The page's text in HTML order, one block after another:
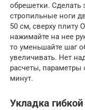
обрешетки. Сделать
стропильные ноги
50 см, сверху
нажимайте на нее
то уменьшайте шаг
увеличивать. Нет
расчеты, параметры
минут.
Укладка